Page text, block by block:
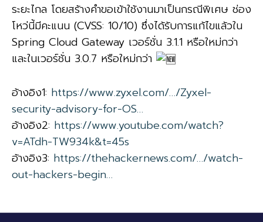
ระยะไกล โดยสร้างคำขอเข้าใช้งานมาเป็นกรณีพิเศษ ช่อง
โหว่นี้มีคะแนน (CVSS: 10/10) ซึ่งได้รับการแก้ไขแล้วใน
Spring Cloud Gateway เวอร์ชั่น 3.1.1 หรือใหม่กว่า
และในเวอร์ชั่น 3.0.7 หรือใหม่กว่า
อ้างอิง1: https://www.zyxel.com/…/Zyxel-
security-advisory-for-OS…
อ้างอิง2: https://www.youtube.com/watch?
v=ATdh-TW934k&t=45s
อ้างอิง3: https://thehackernews.com/…/watch-
out-hackers-begin…